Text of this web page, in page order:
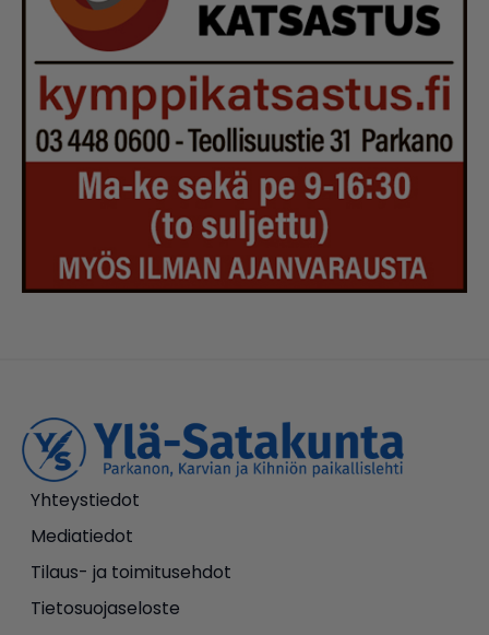
Yhteystiedot
Mediatiedot
Tilaus- ja toimitusehdot
Tietosuojaseloste